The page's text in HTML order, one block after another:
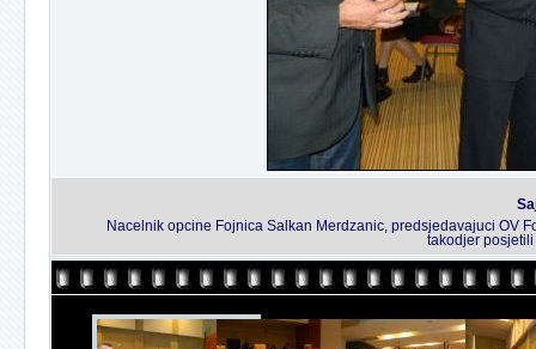
Nacelnik opcine Fojnica Salkan Merdzanic, predsjedavajuci OV
takodjer